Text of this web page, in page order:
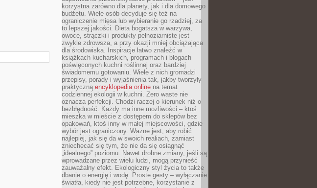
korzystna zarówno dla planety, jak i dla domowego
budżetu. Wiele osób decyduje się też na
ograniczenie mięsa lub wybieranie go rzadziej, za
to lepszej jakości. Dieta bogatsza w warzywa,
owoce, strączki i produkty pełnoziarniste jest
zwykle zdrowsza, a przy okazji mniej obciążająca
dla środowiska. Inspiracje łatwo znaleźć w
książkach kucharskich, programach i blogach
poświęconych kuchni roślinnej oraz bardziej
świadomemu gotowaniu. Wiele z nich gromadzi
przepisy, porady i wyjaśnienia tak, jakby tworzyły
praktyczną encyklopedia online na temat
codziennej ekologii w kuchni. Zero waste nie
oznacza perfekcji. Chodzi raczej o kierunek niż o
bezbłędność. Każdy ma inne możliwości – ktoś
mieszka w mieście z dostępem do sklepów bez
opakowań, ktoś inny w małej miejscowości, gdzie
wybór jest ograniczony. Ważne jest, aby robić
najlepiej, jak się da w swoich realiach, zamiast
zniechęcać się tym, że nie da się osiągnąć
„idealnego” poziomu. Nawet drobne zmiany, jeśli są
wprowadzane przez wielu ludzi, mogą przynieść
zauważalny efekt. Ekologiczny styl życia to także
dbanie o energię i wodę. Proste gesty – wyłączanie
światła, kiedy nie jest potrzebne, korzystanie z